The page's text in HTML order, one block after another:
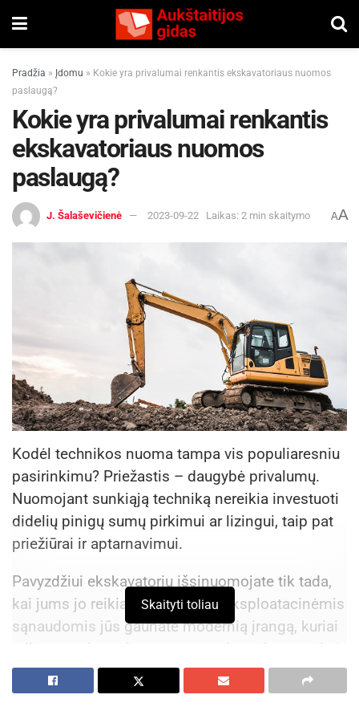
Pradžia » Įdomu » Kokie yra privalumai renkantis ekskavatoriaus nuomos
paslaugą?
Kokie yra privalumai renkantis
ekskavatoriaus nuomos
paslaugą?
J. Šalaševičienė 2023-09-22 Laikas: 2 min skaitymo AA
Kodėl technikos nuoma tampa vis populiaresniu
pasirinkimu? Priežastis – daugybė privalumų.
Nuomojant sunkiąją techniką nereikia investuoti
didelių pinigų sumų pirkimui ar lizingui, taip pat
priežiūrai ir aptarnavimui.
Pavyzdžiui ekskavatorių išsinuomojate tik tada,
kai jums jo reikia. Su mažomis eksploatacinėmis
sąnaudomis jūs gaunate modernią įrangą, kuriai
taikomas sistemingas aptarnavimas ir garantinė
priežiūra. Dėl šių privalumų statybinės technikos
nuoma tiesiog apsimoka.
Skaityti toliau